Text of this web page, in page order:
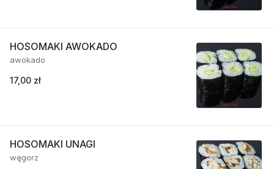
HOSOMAKI AWOKADO
awokado
17,00 zł
HOSOMAKI UNAGI
węgorz